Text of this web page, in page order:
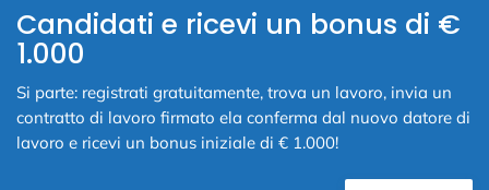
Candidati e ricevi un bonus di €
1.000
Si parte: registrati gratuitamente, trova un lavoro, invia un
contratto di lavoro firmato ela conferma dal nuovo datore di
lavoro e ricevi un bonus iniziale di € 1.000!